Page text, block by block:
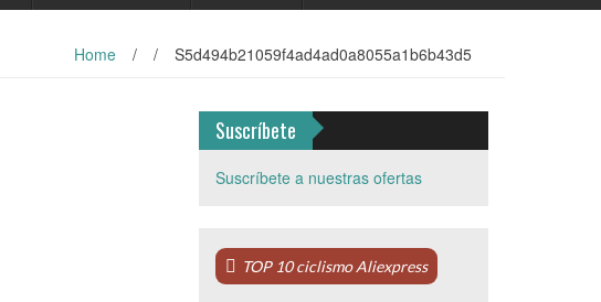
Home / / S5d494b21059f4ad4ad0a8055a1b6b43d5
Suscríbete
Suscríbete a nuestras ofertas
TOP 10 ciclismo Aliexpress